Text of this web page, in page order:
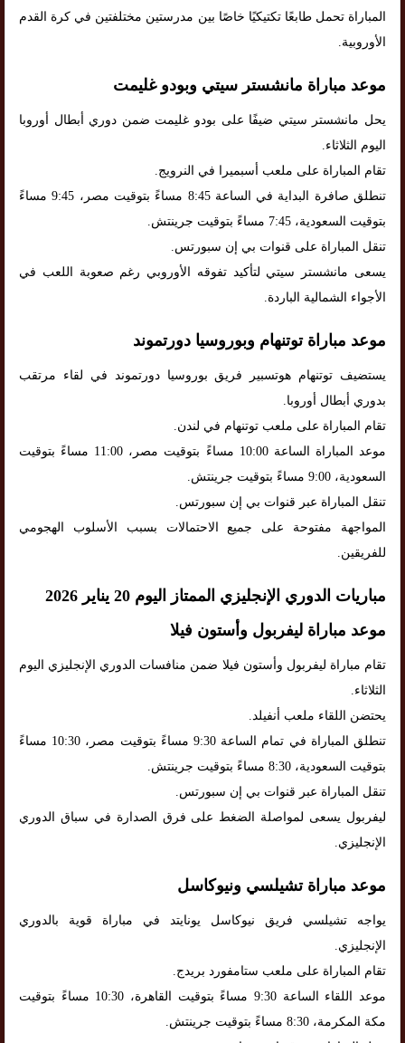
المباراة تحمل طابعًا تكتيكيًا خاصًا بين مدرستين مختلفتين في كرة القدم
الأوروبية.
موعد مباراة مانشستر سيتي وبودو غليمت
يحل مانشستر سيتي ضيفًا على بودو غليمت ضمن دوري أبطال أوروبا
اليوم الثلاثاء.
تقام المباراة على ملعب أسبميرا في النرويج.
تنطلق صافرة البداية في الساعة 8:45 مساءً بتوقيت مصر، 9:45 مساءً
بتوقيت السعودية، 7:45 مساءً بتوقيت جرينتش.
تنقل المباراة على قنوات بي إن سبورتس.
يسعى مانشستر سيتي لتأكيد تفوقه الأوروبي رغم صعوبة اللعب في
الأجواء الشمالية الباردة.
موعد مباراة توتنهام وبوروسيا دورتموند
يستضيف توتنهام هوتسبير فريق بوروسيا دورتموند في لقاء مرتقب
بدوري أبطال أوروبا.
تقام المباراة على ملعب توتنهام في لندن.
موعد المباراة الساعة 10:00 مساءً بتوقيت مصر، 11:00 مساءً بتوقيت
السعودية، 9:00 مساءً بتوقيت جرينتش.
تنقل المباراة عبر قنوات بي إن سبورتس.
المواجهة مفتوحة على جميع الاحتمالات بسبب الأسلوب الهجومي
للفريقين.
مباريات الدوري الإنجليزي الممتاز اليوم 20 يناير 2026
موعد مباراة ليفربول وأستون فيلا
تقام مباراة ليفربول وأستون فيلا ضمن منافسات الدوري الإنجليزي اليوم
الثلاثاء.
يحتضن اللقاء ملعب أنفيلد.
تنطلق المباراة في تمام الساعة 9:30 مساءً بتوقيت مصر، 10:30 مساءً
بتوقيت السعودية، 8:30 مساءً بتوقيت جرينتش.
تنقل المباراة عبر قنوات بي إن سبورتس.
ليفربول يسعى لمواصلة الضغط على فرق الصدارة في سباق الدوري
الإنجليزي.
موعد مباراة تشيلسي ونيوكاسل
يواجه تشيلسي فريق نيوكاسل يونايتد في مباراة قوية بالدوري
الإنجليزي.
تقام المباراة على ملعب ستامفورد بريدج.
موعد اللقاء الساعة 9:30 مساءً بتوقيت القاهرة، 10:30 مساءً بتوقيت
مكة المكرمة، 8:30 مساءً بتوقيت جرينتش.